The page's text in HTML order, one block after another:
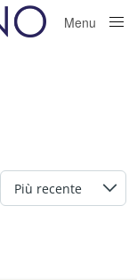
Menu